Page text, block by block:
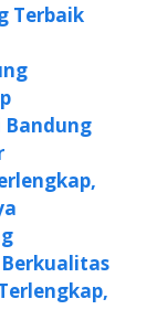
Terbaik
Bandung